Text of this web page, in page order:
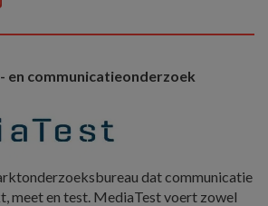
en communicatieonderzoek
dat communicatie
meet en test. MediaTest voert zowel